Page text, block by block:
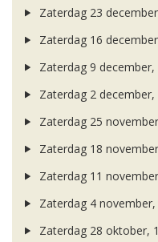
Zaterdag 23
Zaterdag 16
Zaterdag 9 december,
Zaterdag 2 december,
Zaterdag 25
Zaterdag 18
Zaterdag 11
Zaterdag 4 november,
Zaterdag 28 oktober,